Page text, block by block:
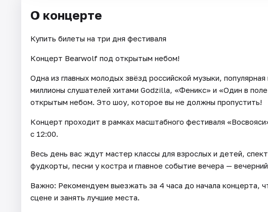
О концерте
Купить билеты на три дня фестиваля
Концерт Bearwolf под открытым небом!
Одна из главных молодых звёзд российской музыки,
миллионы слушателей хитами Godzilla, «Феникс» и «Один в
открытым небом. Это шоу, которое вы не должны пропустить!
Концерт проходит в рамках масштабного фестиваля
с 12:00.
Весь день вас ждут мастер классы для взрослых и детей,
фудкорты, песни у костра и главное событие вечера —
Важно: Рекомендуем выезжать за 4 часа до начала концерта,
сцене и занять лучшие места.